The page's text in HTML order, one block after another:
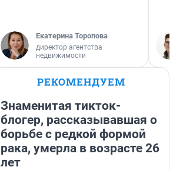
Екатерина Торопова
директор агентства
недвижимости
РЕКОМЕНДУЕМ
Знаменитая тикток-
блогер, рассказывавшая о
борьбе с редкой формой
рака, умерла в возрасте 26
лет